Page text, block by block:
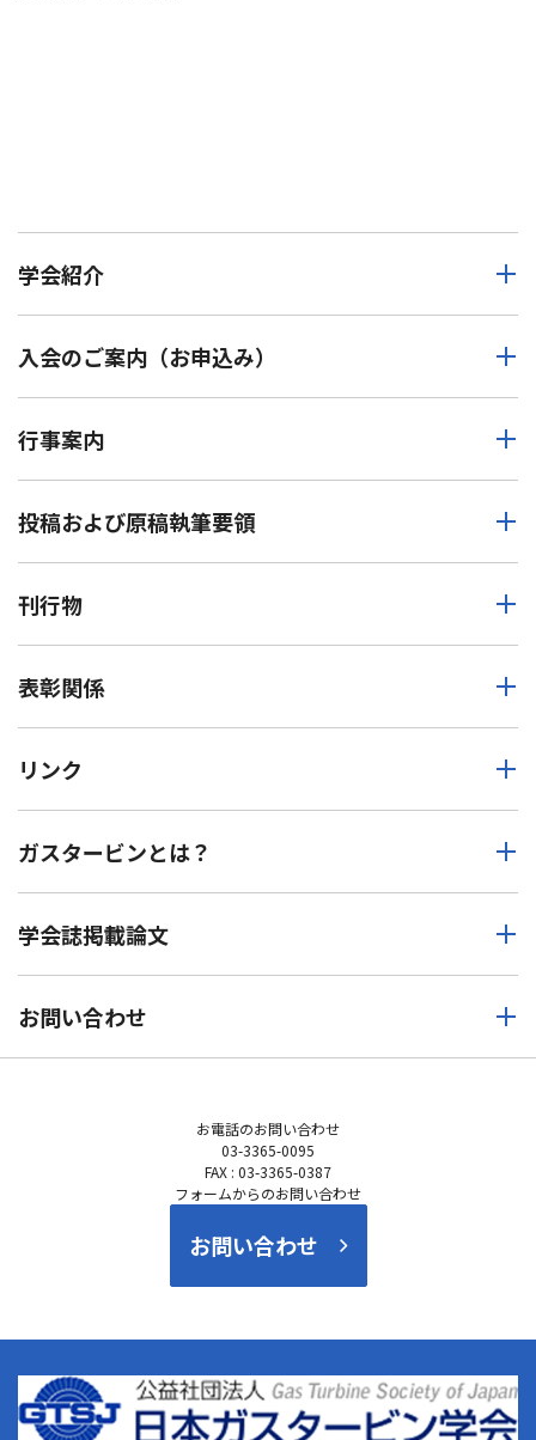
お電話のお問い合わせ
03-3365-0095
FAX : 03-3365-0387
フォームからのお問い合わせ
お問い合わせ
学会紹介
入会のご案内（お申込み）
行事案内
投稿および原稿執筆要領
刊行物
表彰関係
リンク
ガスタービンとは？
学会誌掲載論文
お問い合わせ